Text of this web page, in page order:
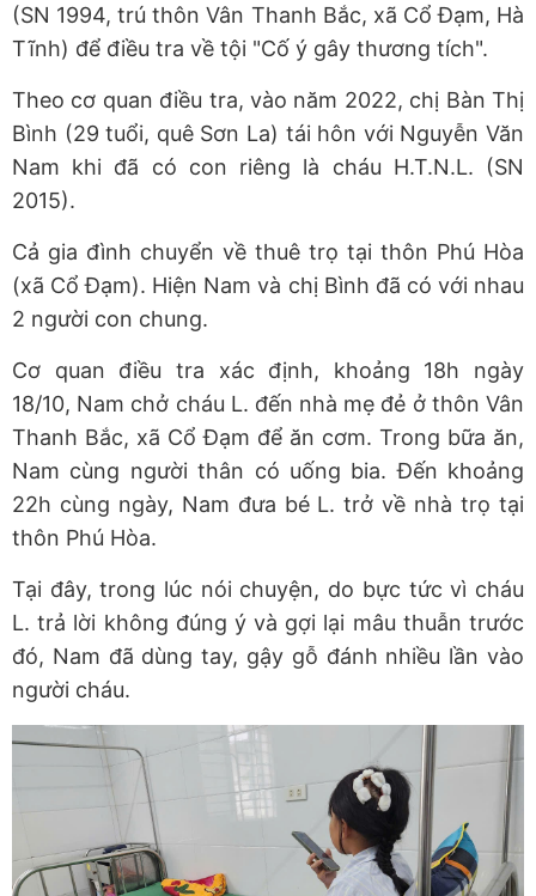
(SN 1994, trú thôn Vân Thanh Bắc, xã Cổ Đạm, Hà
Tĩnh) để điều tra về tội "Cố ý gây thương tích".
Theo cơ quan điều tra, vào năm 2022, chị Bàn Thị
Bình (29 tuổi, quê Sơn La) tái hôn với Nguyễn Văn
Nam khi đã có con riêng là cháu H.T.N.L. (SN
2015).
Cả gia đình chuyển về thuê trọ tại thôn Phú Hòa
(xã Cổ Đạm). Hiện Nam và chị Bình đã có với nhau
2 người con chung.
Cơ quan điều tra xác định, khoảng 18h ngày
18/10, Nam chở cháu L. đến nhà mẹ đẻ ở thôn Vân
Thanh Bắc, xã Cổ Đạm để ăn cơm. Trong bữa ăn,
Nam cùng người thân có uống bia. Đến khoảng
22h cùng ngày, Nam đưa bé L. trở về nhà trọ tại
thôn Phú Hòa.
Tại đây, trong lúc nói chuyện, do bực tức vì cháu
L. trả lời không đúng ý và gợi lại mâu thuẫn trước
đó, Nam đã dùng tay, gậy gỗ đánh nhiều lần vào
người cháu.